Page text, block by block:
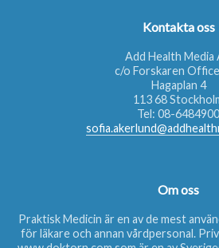
Kontakta oss
Add Health Media
c/o Forskaren
Hagaplan 4
113 68
Tel: 08-6484900
Om oss
Praktisk Medicin är en av de mest
för läkare och annan vårdpersonal.